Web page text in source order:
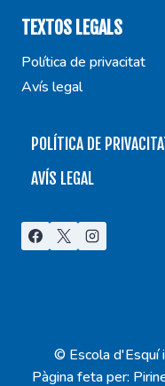
TEXTOS LEGALS
Política de privacitat
Avís legal
POLÍTICA DE
AVÍS LEGAL
© Escola d'Esquí
Pàgina feta per: